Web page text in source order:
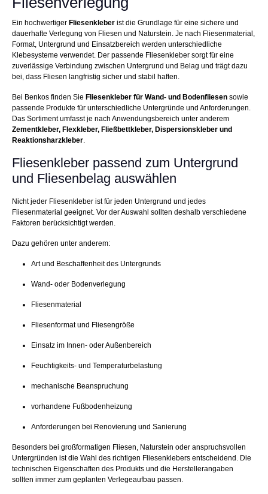
Ein hochwertiger Fliesenkleber ist die Grundlage für eine sichere und
dauerhafte Verlegung von Fliesen und Naturstein. Je nach Fliesenmaterial,
Format, Untergrund und Einsatzbereich werden unterschiedliche
Klebesysteme verwendet. Der passende Fliesenkleber sorgt für eine
zuverlässige Verbindung zwischen Untergrund und Belag und trägt dazu
bei, dass Fliesen langfristig sicher und stabil haften.
Bei Benkos finden Sie Fliesenkleber für Wand- und Bodenfliesen sowie
passende Produkte für unterschiedliche Untergründe und Anforderungen.
Das Sortiment umfasst je nach Anwendungsbereich unter anderem
Zementkleber, Flexkleber, Fließbettkleber, Dispersionskleber und
Reaktionsharzkleber.
Fliesenkleber passend zum Untergrund
und Fliesenbelag auswählen
Nicht jeder Fliesenkleber ist für jeden Untergrund und jedes
Fliesenmaterial geeignet. Vor der Auswahl sollten deshalb verschiedene
Faktoren berücksichtigt werden.
Dazu gehören unter anderem:
Art und Beschaffenheit des Untergrunds
Wand- oder Bodenverlegung
Fliesenmaterial
Fliesenformat und Fliesengröße
Einsatz im Innen- oder Außenbereich
Feuchtigkeits- und Temperaturbelastung
mechanische Beanspruchung
vorhandene Fußbodenheizung
Anforderungen bei Renovierung und Sanierung
Besonders bei großformatigen Fliesen, Naturstein oder anspruchsvollen
Untergründen ist die Wahl des richtigen Fliesenklebers entscheidend. Die
technischen Eigenschaften des Produkts und die Herstellerangaben
sollten immer zum geplanten Verlegeaufbau passen.